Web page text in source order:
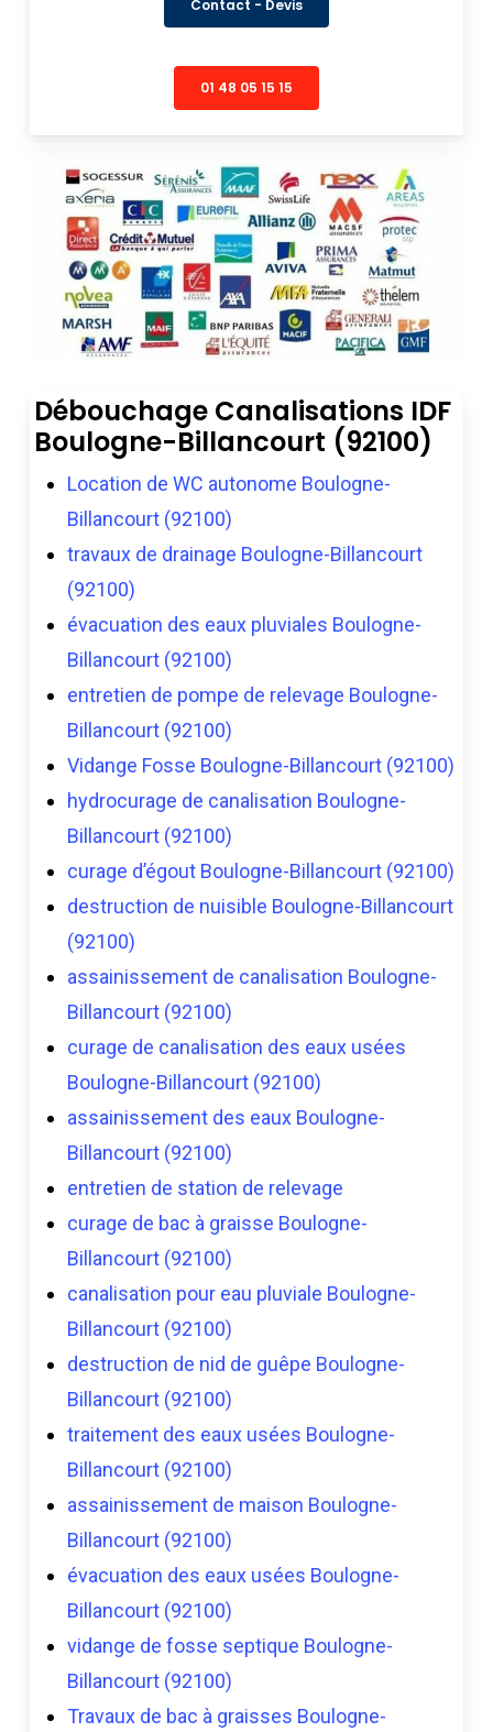
Contact - Devis
01 48 05 15 15
Débouchage Canalisations IDF
Boulogne-Billancourt (92100)
Location de WC autonome Boulogne-
Billancourt (92100)
travaux de drainage Boulogne-Billancourt
(92100)
évacuation des eaux pluviales Boulogne-
Billancourt (92100)
entretien de pompe de relevage Boulogne-
Billancourt (92100)
Vidange Fosse Boulogne-Billancourt (92100)
hydrocurage de canalisation Boulogne-
Billancourt (92100)
curage d’égout Boulogne-Billancourt (92100)
destruction de nuisible Boulogne-Billancourt
(92100)
assainissement de canalisation Boulogne-
Billancourt (92100)
curage de canalisation des eaux usées
Boulogne-Billancourt (92100)
assainissement des eaux Boulogne-
Billancourt (92100)
entretien de station de relevage
curage de bac à graisse Boulogne-
Billancourt (92100)
canalisation pour eau pluviale Boulogne-
Billancourt (92100)
destruction de nid de guêpe Boulogne-
Billancourt (92100)
traitement des eaux usées Boulogne-
Billancourt (92100)
assainissement de maison Boulogne-
Billancourt (92100)
évacuation des eaux usées Boulogne-
Billancourt (92100)
vidange de fosse septique Boulogne-
Billancourt (92100)
Travaux de bac à graisses Boulogne-